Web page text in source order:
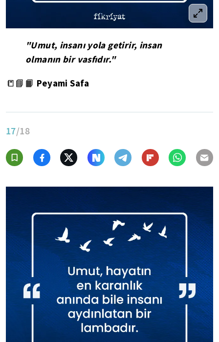
"Umut, insanı yola getirir, insan
olmanın bir vasfıdır."
📒📘📙 Peyami Safa
17/18